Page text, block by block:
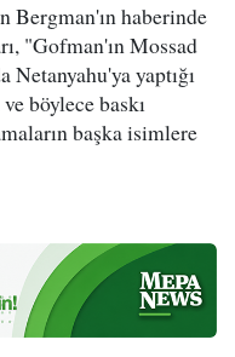
Bergman'ın haberinde
"Gofman'ın Mossad
Netanyahu'ya yaptığı
böylece baskı
başka isimlere